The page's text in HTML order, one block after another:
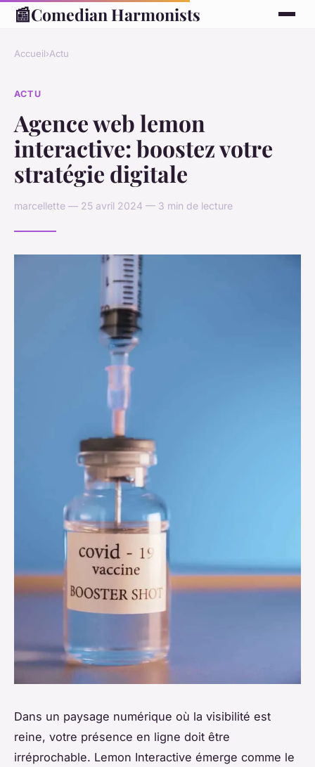
📰Comedian Harmonists
Accueil›Actu
ACTU
Agence web lemon
interactive: boostez votre
stratégie digitale
marcellette — 25 avril 2024 — 3 min de lecture
Dans un paysage numérique où la visibilité est
reine, votre présence en ligne doit être
irréprochable. Lemon Interactive émerge comme le